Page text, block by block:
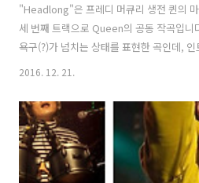
"Headlong"은 프레디 머큐리 생전 퀸의
세 번째 트랙으로 Queen의 공동 작곡입니
욕구(?)가 넘치는 상태를 표현한 곡인데,
정도로 그 내용과 연주가 하나의 유기체
발번역 들어갑니다~ Queen "Headlong"
rushing headlong you've got a new
headlong out of controlAnd you
2016. 12. 21.